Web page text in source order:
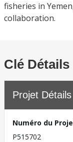
fisheries in
collaboration.
Clé Détails
Projet Détails
Numéro du
P515702